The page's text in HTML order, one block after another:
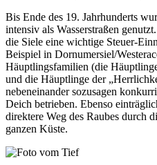
Bis Ende des 19. Jahrhunderts
intensiv als Wasserstraßen
die Siele eine wichtige Steuer-
Beispiel in Dornumersiel/
Häuptlingsfamilien (die
und die Häuptlinge der
nebeneinander sozusagen
Deich betrieben. Ebenso
direktere Weg des Raubes durch
ganzen Küste.